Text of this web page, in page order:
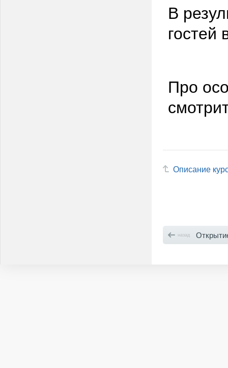
В
Про
Описание
назад Открытие